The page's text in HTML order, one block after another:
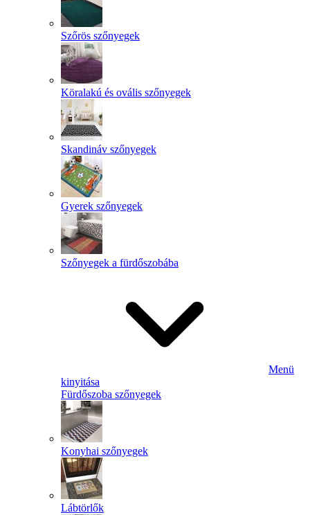
Szőrös szőnyegek
Köralakú és ovális szőnyegek
Skandináv szőnyegek
Gyerek szőnyegek
Szőnyegek a fürdőszobába
Menü
kinyitása
Fürdőszoba szőnyegek
Konyhai szőnyegek
Lábtörlők